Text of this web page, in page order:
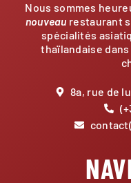
Nous sommes
nouveau restaurant
spécialités
thaïlandaise
8a, rue de